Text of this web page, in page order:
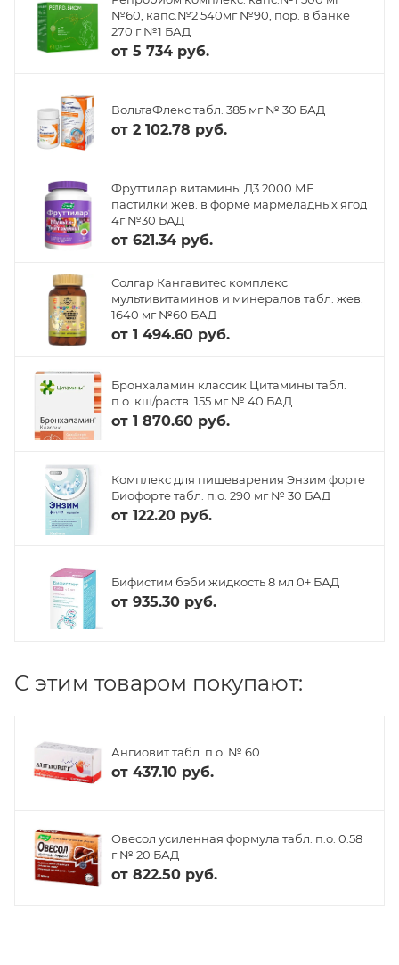
№60, капс.№2 540мг №90, пор. в банке
270 г №1 БАД
от 5 734 руб.
ВольтаФлекс табл. 385 мг № 30 БАД
от 2 102.78 руб.
Фруттилар витамины Д3 2000 МЕ
пастилки жев. в форме мармеладных ягод
4г №30 БАД
от 621.34 руб.
Солгар Кангавитес комплекс
мультивитаминов и минералов табл. жев.
1640 мг №60 БАД
от 1 494.60 руб.
Бронхаламин классик Цитамины табл.
п.о. кш/раств. 155 мг № 40 БАД
от 1 870.60 руб.
Комплекс для пищеварения Энзим форте
Биофорте табл. п.о. 290 мг № 30 БАД
от 122.20 руб.
Бифистим бэби жидкость 8 мл 0+ БАД
от 935.30 руб.
C этим товаром покупают:
Ангиовит табл. п.о. № 60
от 437.10 руб.
Овесол усиленная формула табл. п.о. 0.58
г № 20 БАД
от 822.50 руб.